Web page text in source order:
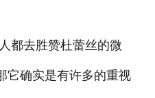
去胜赞杜蕾丝的微
它确实是有许多的重视